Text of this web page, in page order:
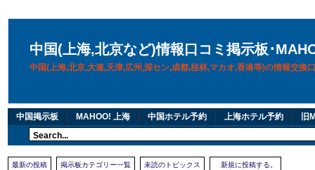
中国(上海,北京など)情報口コミ掲示板･
中国(上海,北京,大連,天津,広州,深セン,成都,桂林,マカオ,香港等)の情報交換
中国掲示板 MAHOO! 上海 中国ホテル予約 上海ホテル予約 旧
最新の投稿 掲示板カテゴリー一覧 未読のトピックス 新規に投稿する。